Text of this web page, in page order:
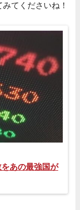
てくださいね！
あの最強国が